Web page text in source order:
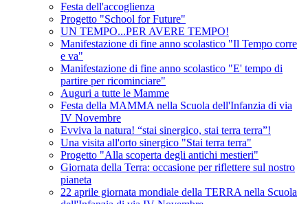
Festa dell'accoglienza
Progetto "School for Future"
UN TEMPO...PER AVERE TEMPO!
Manifestazione di fine anno scolastico "Il Tempo corre
e va"
Manifestazione di fine anno scolastico "E' tempo di
partire per ricominciare"
Auguri a tutte le Mamme
Festa della MAMMA nella Scuola dell'Infanzia di via
IV Novembre
Evviva la natura! “stai sinergico, stai terra terra”!
Una visita all'orto sinergico "Stai terra terra"
Progetto "Alla scoperta degli antichi mestieri"
Giornata della Terra: occasione per riflettere sul nostro
pianeta
22 aprile giornata mondiale della TERRA nella Scuola